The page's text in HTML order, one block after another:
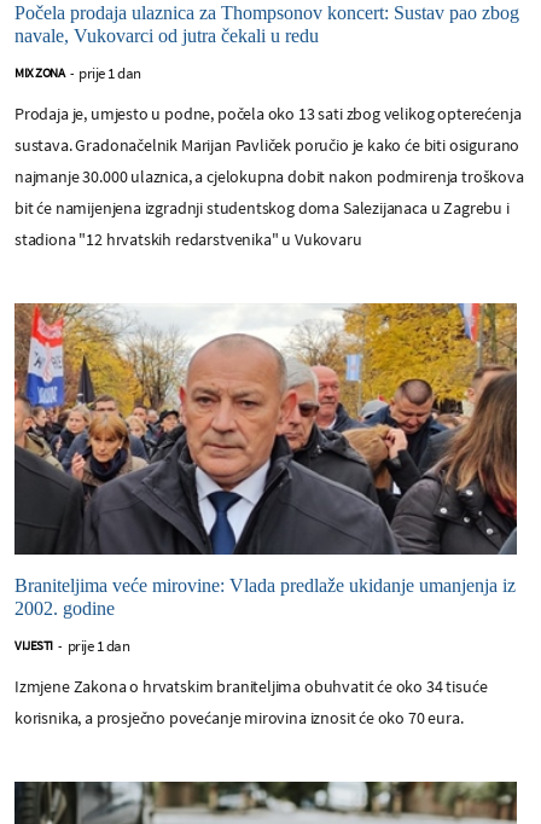
Počela prodaja ulaznica za Thompsonov koncert: Sustav pao zbog
navale, Vukovarci od jutra čekali u redu
MIX ZONA - prije 1 dan
Prodaja je, umjesto u podne, počela oko 13 sati zbog velikog opterećenja
sustava. Gradonačelnik Marijan Pavliček poručio je kako će biti osigurano
najmanje 30.000 ulaznica, a cjelokupna dobit nakon podmirenja troškova
bit će namijenjena izgradnji studentskog doma Salezijanaca u Zagrebu i
stadiona "12 hrvatskih redarstvenika" u Vukovaru
Braniteljima veće mirovine: Vlada predlaže ukidanje umanjenja iz
2002. godine
VIJESTI - prije 1 dan
Izmjene Zakona o hrvatskim braniteljima obuhvatit će oko 34 tisuće
korisnika, a prosječno povećanje mirovina iznosit će oko 70 eura.